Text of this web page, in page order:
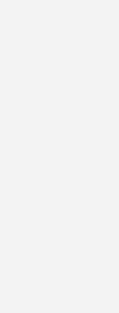
Experten air-
vereinbart. Gemeinsam
Schiebesystemen
patentierten
Experten